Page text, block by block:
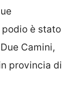
è stato
Camini,
provincia di